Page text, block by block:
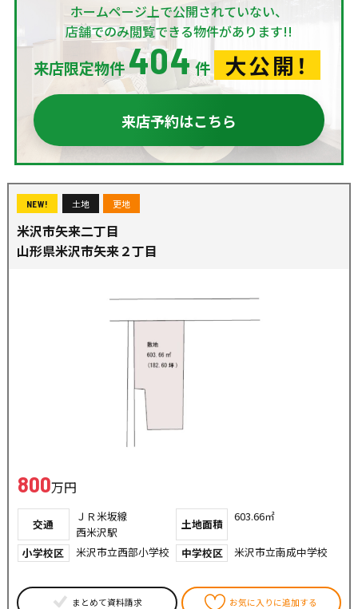
ホームページ上で公開されていない、
店舗でのみ閲覧できる物件があります!!
来店限定物件 404件 大公開！
来店予約はこちら
NEW! 土地 更地
米沢市矢来二丁目
山形県米沢市矢来２丁目
800万円
交通
ＪＲ米坂線
西米沢駅
土地面積
603.66㎡
小学校区 米沢市立西部小学校 中学校区 米沢市立南成中学校
まとめて資料請求 お気に入りに追加する